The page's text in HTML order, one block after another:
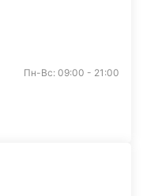
Пн-Вс: 09:00 - 21:00